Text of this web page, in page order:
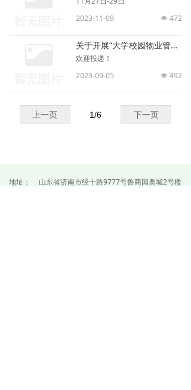
넶 472
2023-11-09
关于开展“大学校园物业管理典型案例”征集活动的通知
欢迎投递！
넶 492
2023-09-05
上一页 下一页
1/6
地址：
山东省济南市经十路9777号鲁商国奥城2号楼